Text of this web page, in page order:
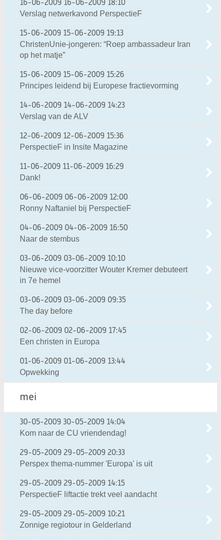
16-06-2009 16-06-2009 18:10
Verslag netwerkavond PerspectieF
15-06-2009 15-06-2009 19:13
ChristenUnie-jongeren: “Roep ambassadeur Iran
op het matje”
15-06-2009 15-06-2009 15:26
Principes leidend bij Europese fractievorming
14-06-2009 14-06-2009 14:23
Verslag van de ALV
12-06-2009 12-06-2009 15:36
PerspectieF in Insite Magazine
11-06-2009 11-06-2009 16:29
Dank!
06-06-2009 06-06-2009 12:00
Ronny Naftaniel bij PerspectieF
04-06-2009 04-06-2009 16:50
Naar de stembus
03-06-2009 03-06-2009 10:10
Nieuwe vice-voorzitter Wouter Kremer debuteert
in 7e hemel
03-06-2009 03-06-2009 09:35
The day before
02-06-2009 02-06-2009 17:45
Een christen in Europa
01-06-2009 01-06-2009 13:44
Opwekking
mei
30-05-2009 30-05-2009 14:04
Kom naar de CU vriendendag!
29-05-2009 29-05-2009 20:33
Perspex thema-nummer 'Europa' is uit
29-05-2009 29-05-2009 14:15
PerspectieF liftactie trekt veel aandacht
29-05-2009 29-05-2009 10:21
Zonnige regiotour in Gelderland